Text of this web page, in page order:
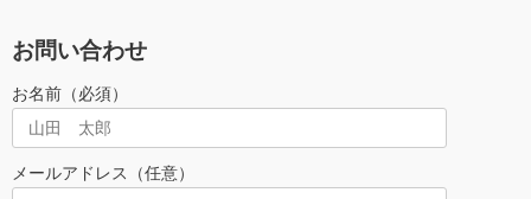
お問い合わせ
お名前（必須）
メールアドレス（任意）